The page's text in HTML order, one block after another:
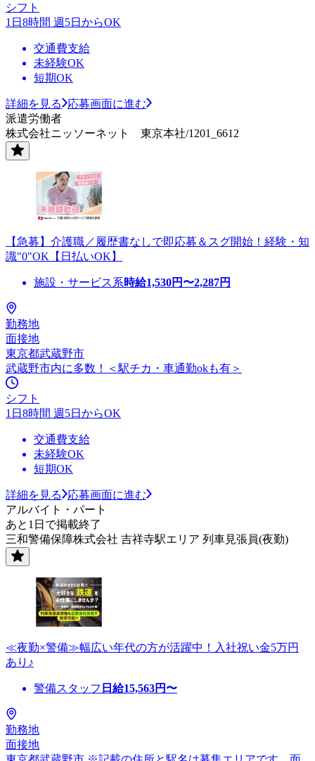
シフト
1日8時間 週5日からOK
交通費支給
未経験OK
短期OK
詳細を見る
応募画面に進む
派遣労働者
株式会社ニッソーネット 東京本社/1201_6612
【急募】介護職／履歴書なしで即応募＆スグ開始！経験・知
識"0"OK【日払いOK】
施設・サービス系時給1,530円〜2,287円
勤務地
面接地
東京都武蔵野市
武蔵野市内に多数！＜駅チカ・車通勤okも有＞
シフト
1日8時間 週5日からOK
交通費支給
未経験OK
短期OK
詳細を見る
応募画面に進む
アルバイト・パート
あと1日で掲載終了
三和警備保障株式会社 吉祥寺駅エリア 列車見張員(夜勤)
≪夜勤×警備≫幅広い年代の方が活躍中！入社祝い金5万円
あり♪
警備スタッフ 日給15,563円〜
勤務地
面接地